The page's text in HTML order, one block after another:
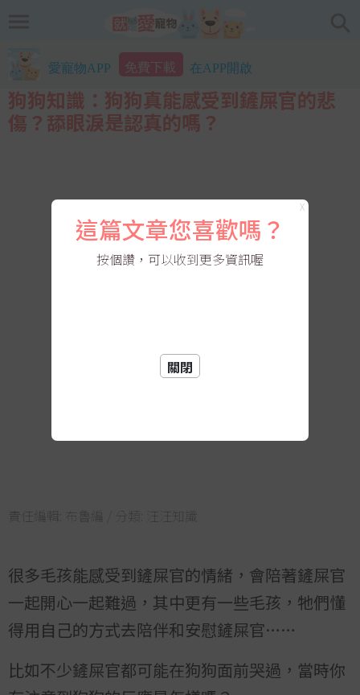
愛寵物APP 免費下載 在APP開啟
狗狗知識：狗狗真能感受到鏟屎官的悲
傷？舔眼淚是認真的嗎？
責任編輯: 布魯編 / 分類: 汪汪知識
很多毛孩能感受到鏟屎官的情緒，會陪著鏟屎官
一起開心一起難過，其中更有一些毛孩，牠們懂
得用自己的方式去陪伴和安慰鏟屎官……
比如不少鏟屎官都可能在狗狗面前哭過，當時你
X
這篇文章您喜歡嗎？
按個讚，可以收到更多資訊喔
關閉